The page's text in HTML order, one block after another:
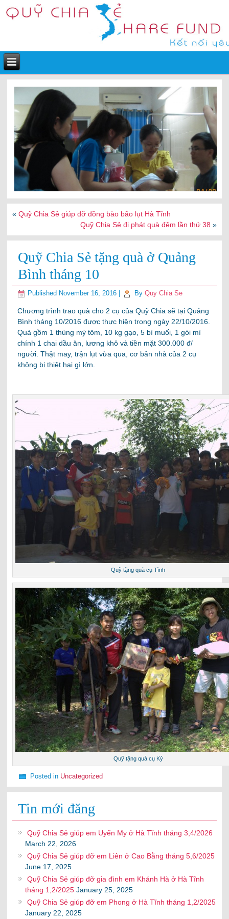
«Quỹ Chia Sẻ giúp đỡ đồng bào bão lụt Hà Tĩnh
Quỹ Chia Sẻ đi phát quà đêm lần thứ 38 »
Quỹ Chia Sẻ tặng quà ở Quảng
Bình tháng 10
Published November 16, 2016 By Quy Chia Se
Chương trình trao quà cho 2 cụ của Quỹ Chia sẽ tại Quảng
Bình tháng 10/2016 được thực hiện trong ngày 22/10/2016.
Quà gồm 1 thùng mỳ tôm, 10 kg gạo, 5 bì muối, 1 gói mì
chính 1 chai dầu ăn, lương khô và tiền mặt 300.000 đ/
người. Thật may, trận lụt vừa qua, cơ bản nhà của 2 cụ
không bị thiệt hại gì lớn.
Quỹ tặng quà cụ Tình
Quỹ tặng quà cụ Kỷ
Posted in Uncategorized
Tin mới đăng
Quỹ Chia Sẻ giúp em Uyển My ở Hà Tĩnh tháng 3,4/2026
March 22, 2026
Quỹ Chia Sẻ giúp đỡ em Liên ở Cao Bằng tháng 5,6/2025
June 17, 2025
Quỹ Chia Sẻ giúp đỡ gia đình em Khánh Hà ở Hà Tĩnh
tháng 1,2/2025 January 25, 2025
Quỹ Chia Sẻ giúp đỡ em Phong ở Hà Tĩnh tháng 1,2/2025
January 22, 2025